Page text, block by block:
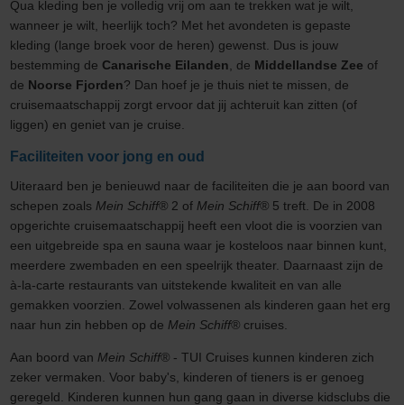
Qua kleding ben je volledig vrij om aan te trekken wat je wilt,
wanneer je wilt, heerlijk toch? Met het avondeten is gepaste
kleding (lange broek voor de heren) gewenst. Dus is jouw
bestemming de Canarische Eilanden , de Middellandse Zee of
de Noorse Fjorden? Dan hoef je je thuis niet te missen, de
cruisemaatschappij zorgt ervoor dat jij achteruit kan zitten (of
liggen) en geniet van je cruise.
Faciliteiten voor jong en oud
Uiteraard ben je benieuwd naar de faciliteiten die je aan boord van
schepen zoals Mein Schiff® 2 of Mein Schiff® 5 treft. De in 2008
opgerichte cruisemaatschappij heeft een vloot die is voorzien van
een uitgebreide spa en sauna waar je kosteloos naar binnen kunt,
meerdere zwembaden en een speelrijk theater. Daarnaast zijn de
à-la-carte restaurants van uitstekende kwaliteit en van alle
gemakken voorzien. Zowel volwassenen als kinderen gaan het erg
naar hun zin hebben op de Mein Schiff® cruises.
Aan boord van Mein Schiff® - TUI Cruises kunnen kinderen zich
zeker vermaken. Voor baby's, kinderen of tieners is er genoeg
geregeld. Kinderen kunnen hun gang gaan in diverse kidsclubs die